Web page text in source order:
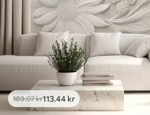
189.07kr113 .44 kr